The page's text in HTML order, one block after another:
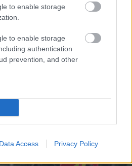
to enable storage
to enable storage
authentication
prevention, and other
Data Access Privacy Policy